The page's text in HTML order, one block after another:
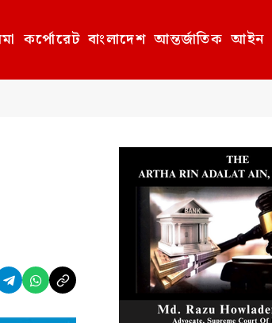
কর্পোরেট বাংলাদেশ আন্তর্জাতিক আইন